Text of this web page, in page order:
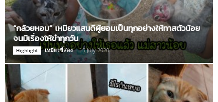
“กล้วยหอม” เหมียวแสนดีผู้ยอมเป็นทุกอย่างให้ทาสตัวน้อย
จนมีเรื่องให้ขำทุกวัน
Highlight เหมียวขี้ส่อง - 15 July 2020